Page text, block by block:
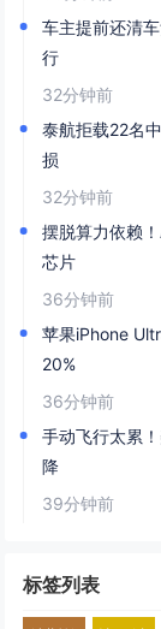
车主提前还清
行
32分钟前
泰航拒载22名
损
32分钟前
摆脱算力依赖
芯片
36分钟前
苹果iPhone
20%
36分钟前
手动飞行太累
降
39分钟前
标签列表